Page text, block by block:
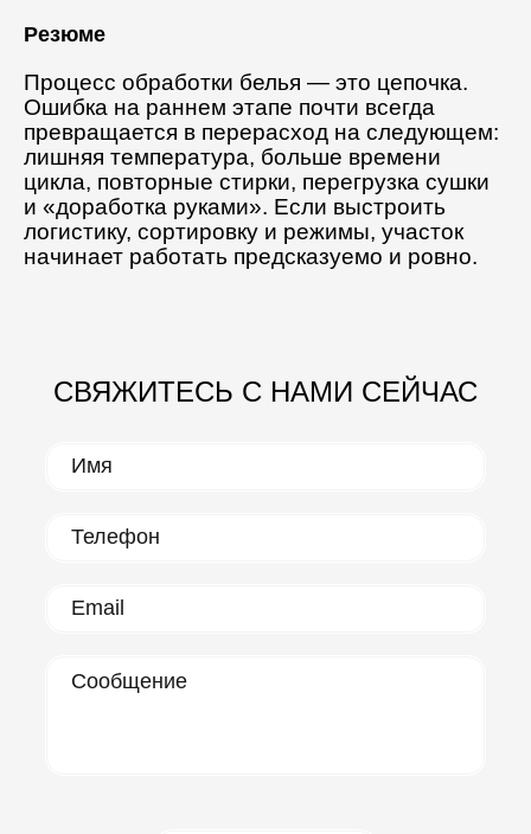
Резюме
Процесс обработки белья — это цепочка.
Ошибка на раннем этапе почти всегда
превращается в перерасход на следующем:
лишняя температура, больше времени
цикла, повторные стирки, перегрузка сушки
и «доработка руками». Если выстроить
логистику, сортировку и режимы, участок
начинает работать предсказуемо и ровно.
СВЯЖИТЕСЬ С НАМИ СЕЙЧАС